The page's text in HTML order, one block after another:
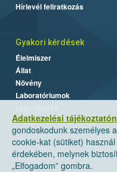
Adatkezelési
gondoskodunk személyes
cookie-kat (sütiket)
érdekében, melynek
„Elfogadom” gombra.
Hírlevél feliratkozás
Gyakori kérdések
Élelmiszer
Állat
Növény
Laboratóriumok